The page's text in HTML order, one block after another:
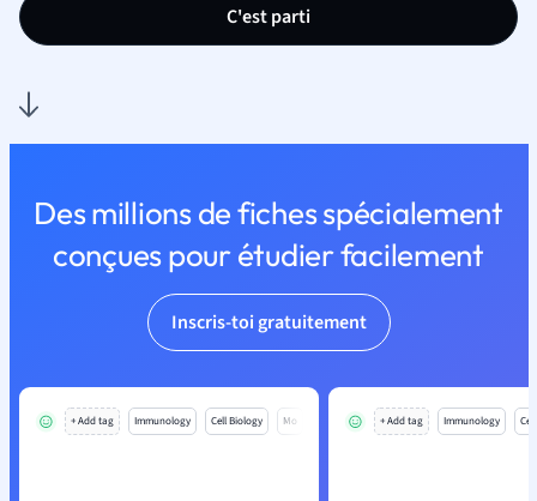
C'est parti
Des millions de fiches spécialement
conçues pour étudier facilement
Inscris-toi gratuitement
+ Add tag Immunology Cell Biology Mo + Add tag Immunology